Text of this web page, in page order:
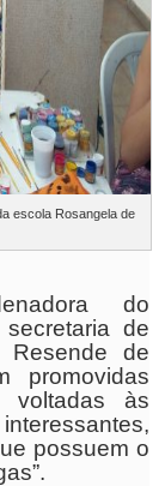
escola Rosangela de
do
de
Resende de
promovidas
voltadas às
possuem o